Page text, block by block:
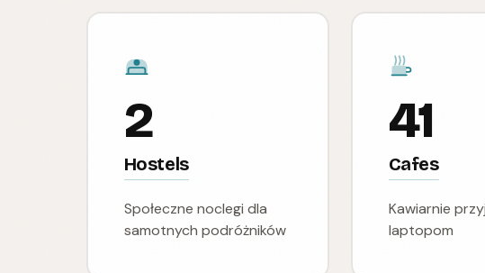
2
Hostels
Społeczne noclegi dla
samotnych podróżników
41
Cafes
Kawiarnie
laptopom